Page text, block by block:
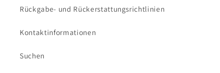
Rückgabe- und Rückerstattungsrichtlinien
Kontaktinformationen
Suchen